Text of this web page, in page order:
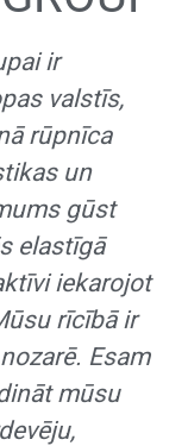
ir
valstīs,
rūpnīca
un
gūst
elastīgā
iekarojot
rīcībā ir
Esam
mūsu